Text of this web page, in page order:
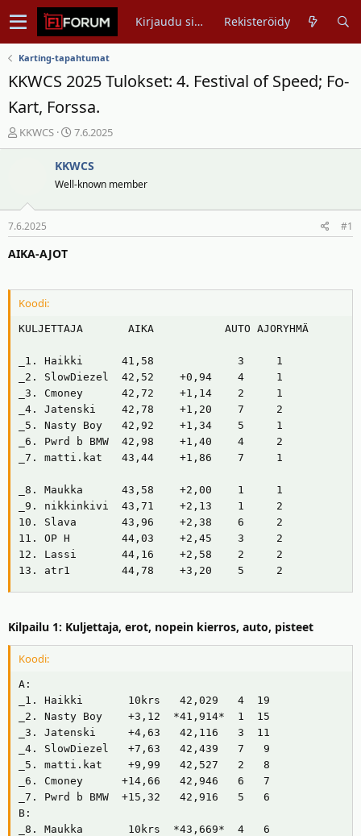
Kirjaudu sisään Rekisteröidy
Karting-tapahtumat
KKWCS 2025 Tulokset: 4. Festival of Speed; Fo-
Kart, Forssa.
V
i
i
k
t
u
n
a
KKWCS
A
l
o
u
v
m
ä
r
ä
7.6.2025
KKWCS
Well-known member
7.6.2025 #1
AIKA-AJOT
Koodi:
KULJETTAJA       AIKA           AUTO AJORYHMÄ
_1. Haikki      41,58             3     1
_2. SlowDiezel  42,52    +0,94    4     1
_3. Cmoney      42,72    +1,14    2     1
_4. Jatenski    42,78    +1,20    7     2
_5. Nasty Boy   42,92    +1,34    5     1
_6. Pwrd b BMW  42,98    +1,40    4     2
_7. matti.kat   43,44    +1,86    7     1
_8. Maukka      43,58    +2,00    1     1
_9. nikkinkivi  43,71    +2,13    1     2
10. Slava       43,96    +2,38    6     2
11. OP H        44,03    +2,45    3     2
12. Lassi       44,16    +2,58    2     2
13. atr1        44,78    +3,20    5     2
Kilpailu 1: Kuljettaja, erot, nopein kierros, auto, pisteet
Koodi:
A:
_1. Haikki       10krs   42,029   4  19
_2. Nasty Boy    +3,12  *41,914*  1  15
_3. Jatenski     +4,63   42,116   3  11
_4. SlowDiezel   +7,63   42,439   7   9
_5. matti.kat    +9,99   42,527   2   8
_6. Cmoney      +14,66   42,946   6   7
_7. Pwrd b BMW  +15,32   42,916   5   6
B:
_8. Maukka       10krs  *43,669*  4   6